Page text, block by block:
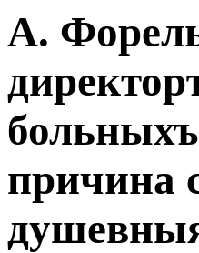
А.
причина